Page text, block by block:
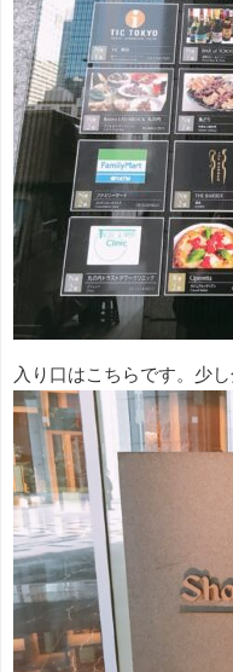
入り口はこちらです。少